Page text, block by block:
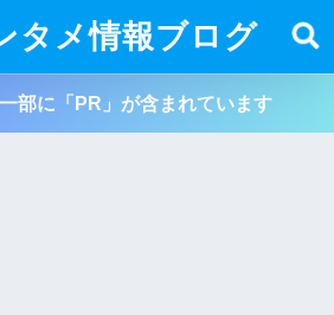
タメ情報ブログ
部に「PR」が含まれています